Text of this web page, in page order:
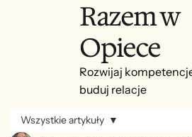
Razem w
Opiece
Rozwijaj
buduj relacje
Wszystkie artykuły